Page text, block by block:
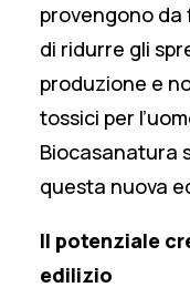
provengono
di ridurre gli
produzione e
tossici per
Biocasanatura
questa nuova
Il potenziale
edilizio